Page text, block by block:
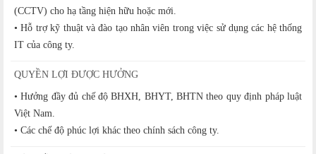
(CCTV) cho hạ tầng hiện hữu hoặc mới.
• Hỗ trợ kỹ thuật và đào tạo nhân viên trong việc sử dụng các hệ thống
IT của công ty.
QUYỀN LỢI ĐƯỢC HƯỞNG
• Hưởng đầy đủ chế độ BHXH, BHYT, BHTN theo quy định pháp luật
Việt Nam.
• Các chế độ phúc lợi khác theo chính sách công ty.